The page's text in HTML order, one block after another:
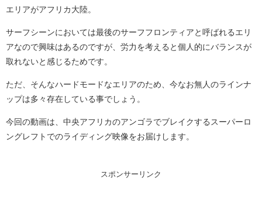
エリアがアフリカ大陸。
サーフシーンにおいては最後のサーフフロンティアと呼ばれるエリ
アなので興味はあるのですが、労力を考えると個人的にバランスが
取れないと感じるためです。
ただ、そんなハードモードなエリアのため、今なお無人のラインナ
ップは多々存在している事でしょう。
今回の動画は、中央アフリカのアンゴラでブレイクするスーパーロ
ングレフトでのライディング映像をお届けします。
スポンサーリンク